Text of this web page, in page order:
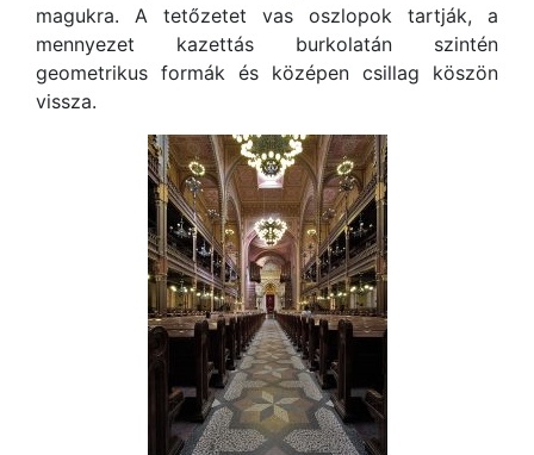
magukra. A tetőzetet vas oszlopok tartják, a
mennyezet kazettás burkolatán szintén
geometrikus formák és középen csillag köszön
vissza.